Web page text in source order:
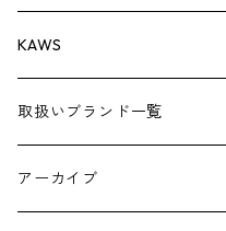
コラボレーション
×THE NORTH FACE
×COMME des GARCONS
シーズンアイテム
26SS
BOX LOGOアイテム
小物
シューズ
小物
バッグ
シューズ
小物
キャップ・ハット
バッグ
シューズ
パンツ
キャップ
バッグ
ジャケット
パンツ
キャップ・ハット
シャツ
ジャケット
パンツ
AIR JORDAN 3
ロンTEE
スウェット/ニット
ジャケット
Tシャツ
ロンTEE
スウェット/ニット
KAWS
アパレル
小物
取扱いブランド一覧
A
アーカイブ